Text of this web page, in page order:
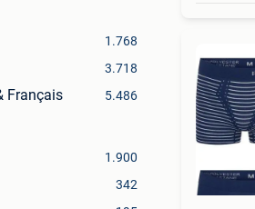
1.768
3.718
Français 5.486
1.900
342